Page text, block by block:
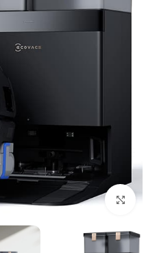
برای بزرگنمایی کلیک کنید